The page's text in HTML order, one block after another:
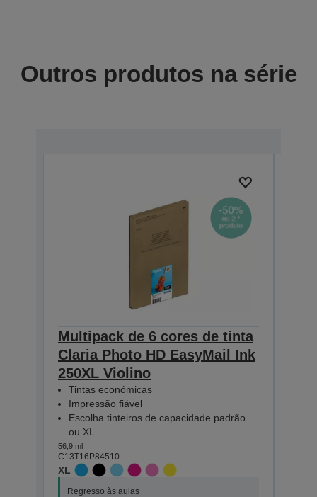
Outros produtos na série
Multipack de 6 cores de tinta
Claria Photo HD EasyMail Ink
250XL Violino
Tintas económicas
Impressão fiável
Escolha tinteiros de capacidade padrão
ou XL
56,9 ml
C13T16P84510
XL
Regresso às aulas